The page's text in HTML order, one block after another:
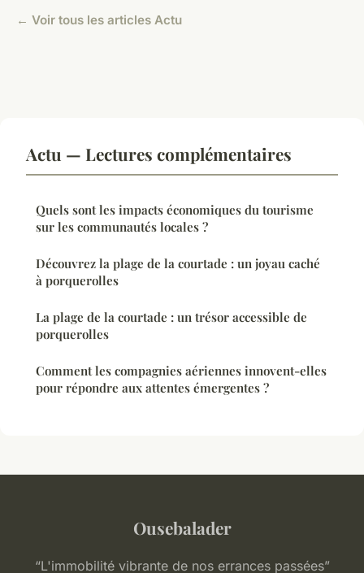
← Voir tous les articles Actu
Actu — Lectures complémentaires
Quels sont les impacts économiques du tourisme
sur les communautés locales ?
Découvrez la plage de la courtade : un joyau caché
à porquerolles
La plage de la courtade : un trésor accessible de
porquerolles
Comment les compagnies aériennes innovent-elles
pour répondre aux attentes émergentes ?
Ousebalader
“L'immobilité vibrante de nos errances passées”